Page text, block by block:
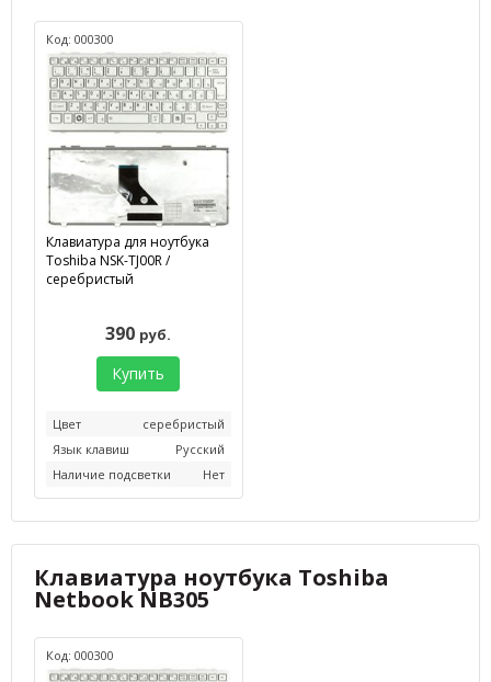
Код: 000300
Клавиатура для ноутбука
Toshiba NSK-TJ00R /
серебристый
390 руб.
Купить
Цвет
серебристый
Язык клавиш
Русский
Наличие подсветки
Нет
Клавиатура ноутбука Toshiba
Netbook NB305
Код: 000300